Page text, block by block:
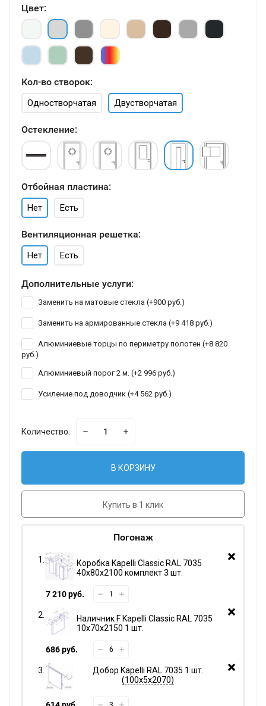
Цвет:
Кол-во створок:
Одностворчатая Двустворчатая
Остекление:
Отбойная пластина:
Нет Есть
Вентиляционная решетка:
Нет Есть
Дополнительные услуги:
Заменить на матовые стекла (+900 руб. )
Заменить на армированные стекла (+9 418 руб. )
Алюминиевые торцы по периметру полотен (+8 820
руб.)
Алюминиевый порог 2 м. (+2 996 руб. )
Усиление под доводчик (+4 562 руб. )
Количество:
В КОРЗИНУ
Купить в 1 клик
Погонаж
Коробка Kapelli Classic RAL 7035
40х80х2100 комплект 3 шт.
7 210 руб.
Наличник F Kapelli Classic RAL 7035
10х70х2150 1 шт.
686 руб.
Добор Kapelli RAL 7035 1 шт.
100х5х2070